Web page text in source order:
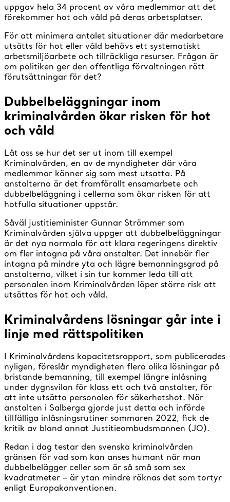
uppgav hela 34 procent av våra medlemmar att det
förekommer hot och våld på deras arbetsplatser.
För att minimera antalet situationer där medarbetare
utsätts för hot eller våld behövs ett systematiskt
arbetsmiljöarbete och tillräckliga resurser. Frågan är
om politiken ger den offentliga förvaltningen rätt
förutsättningar för det?
Dubbelbeläggningar inom
kriminalvården ökar risken för hot
och våld
Låt oss se hur det ser ut inom till exempel
Kriminalvården, en av de myndigheter där våra
medlemmar känner sig som mest utsatta. På
anstalterna är det framförallt ensamarbete och
dubbelbeläggning i cellerna som ökar risken för att
hotfulla situationer uppstår.
Såväl justitieminister Gunnar Strömmer som
Kriminalvården själva uppger att dubbelbeläggningar
är det nya normala för att klara regeringens direktiv
om fler intagna på våra anstalter. Det innebär fler
intagna på mindre yta och lägre bemanningsgrad på
anstalterna, vilket i sin tur kommer leda till att
personalen inom Kriminalvården löper större risk att
utsättas för hot och våld.
Kriminalvårdens lösningar går inte i
linje med rättspolitiken
I Kriminalvårdens kapacitetsrapport, som publicerades
nyligen, föreslår myndigheten flera olika lösningar på
bristande bemanning, till exempel längre inlåsning
under dygnsvilan för klass ett och två anstalter, för
att inte utsätta personalen för säkerhetshot. När
anstalten i Salberga gjorde just detta och införde
tillfälliga inlåsningsrutiner sommaren 2022, fick de
kritik av bland annat Justitieombudsmannen (JO).
Redan i dag testar den svenska kriminalvården
gränsen för vad som kan anses humant när man
dubbelbelägger celler som är så små som sex
kvadratmeter – är ytan mindre räknas det som tortyr
enligt Europakonventionen.